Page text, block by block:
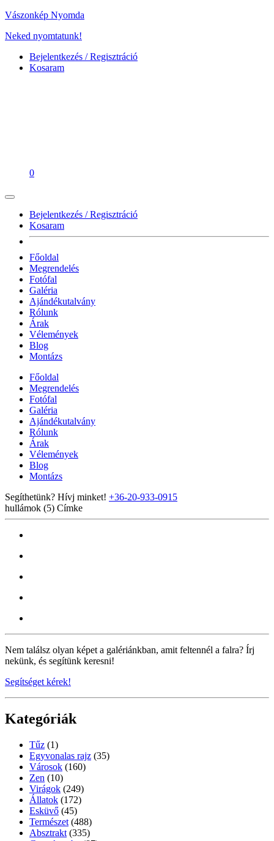
Vászonkép Nyomda
Neked nyomtatunk!
Bejelentkezés / Regisztráció
Kosaram
0
Bejelentkezés / Regisztráció
Kosaram
Főoldal
Megrendelés
Fotófal
Galéria
Ajándékutalvány
Rólunk
Árak
Vélemények
Blog
Montázs
Főoldal
Megrendelés
Fotófal
Galéria
Ajándékutalvány
Rólunk
Árak
Vélemények
Blog
Montázs
Segíthetünk? Hívj minket! +36-20-933-0915
hullámok (5) Címke
Nem találsz olyan képet a galériánkban, amit feltennél a falra? Írj
nekünk, és segítünk keresni!
Segítséget kérek!
Kategóriák
Tűz (1)
Egyvonalas rajz (35)
Városok (160)
Zen (10)
Virágok (249)
Állatok (172)
Esküvő (45)
Természet (488)
Absztrakt (335)